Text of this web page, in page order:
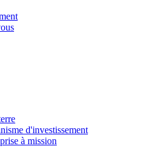
d'investissement
à mission